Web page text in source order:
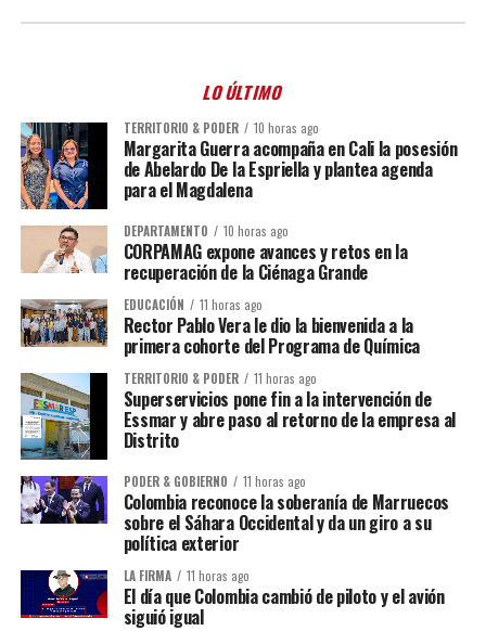
LO ÚLTIMO
TERRITORIO & PODER 10 horas ago
Margarita Guerra acompaña en Cali la posesión
de Abelardo De la Espriella y plantea agenda
para el Magdalena
DEPARTAMENTO 10 horas ago
CORPAMAG expone avances y retos en la
recuperación de la Ciénaga Grande
EDUCACIÓN 11 horas ago
Rector Pablo Vera le dio la bienvenida a la
primera cohorte del Programa de Química
TERRITORIO & PODER 11 horas ago
Superservicios pone fin a la intervención de
Essmar y abre paso al retorno de la empresa al
Distrito
PODER & GOBIERNO 11 horas ago
Colombia reconoce la soberanía de Marruecos
sobre el Sáhara Occidental y da un giro a su
política exterior
LA FIRMA 11 horas ago
El día que Colombia cambió de piloto y el avión
siguió igual